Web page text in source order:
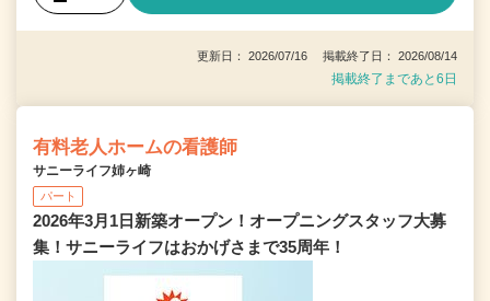
更新日： 2026/07/16 掲載終了日： 2026/08/14
掲載終了まであと6日
有料老人ホームの看護師
サニーライフ姉ヶ崎
パート
2026年3月1日新築オープン！オープニングスタッフ大募
集！サニーライフはおかげさまで35周年！